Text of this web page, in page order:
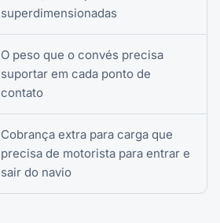
superdimensionadas
O peso que o convés precisa
suportar em cada ponto de
contato
Cobrança extra para carga que
precisa de motorista para entrar e
sair do navio